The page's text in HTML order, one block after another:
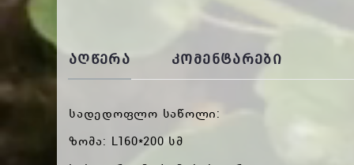
ᲐᲦᲬᲔᲠᲐ ᲙᲝᲛᲔᲜᲢᲐᲠᲔᲑᲘ
სადედოფლო საწოლი:
ზომა: L160*200 სმ